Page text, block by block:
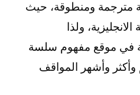
مترجمة ومنطوقة، حيث
ولذا
في موقع مفهوم سلسة
وأكثر وأشهر المواقف